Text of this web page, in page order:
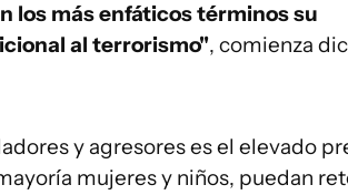
los más enfáticos términos su
al terrorismo", comienza
y agresores es el elevado
mujeres y niños, puedan